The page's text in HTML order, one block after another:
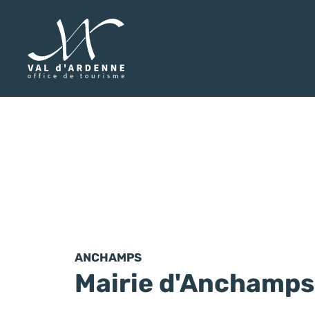
ANCHAMPS
Mairie d'Anchamps